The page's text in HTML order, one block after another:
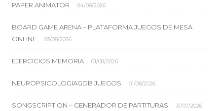
PAPER ANIMATOR 04/08/2026
BOARD GAME ARENA – PLATAFORMA JUEGOS DE MESA
ONLINE
03/08/2026
EJERCICIOS MEMORIA 01/08/2026
NEUROPSICOLOGIAGDB JUEGOS 01/08/2026
SONGSCRIPTION – GENERADOR DE PARTITURAS 31/07/2026